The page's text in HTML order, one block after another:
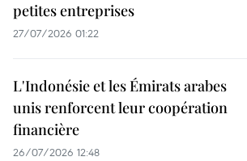
petites entreprises
27/07/2026 01:22
L'Indonésie et les Émirats arabes
unis renforcent leur coopération
financière
26/07/2026 12:48